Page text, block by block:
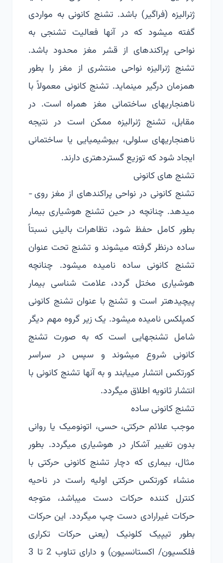
ژنرالیزه (فراگیر) باشد. تشنج کانونی به مواردی
گفته می­شود که در آنها فعالیت تشنجی به
نواحی پراکنده­ای از قشر مغز محدود باشد.
تشنج ژنرالیزه نواحی منتشری از مغز را بطور
همزمان درگیر می­نماید. تشنج کانونی معمولاً با
ناهنجاری­های ساختمانی مغز همراه است. در
مقابل، تشنج ژنرالیزه ممکن است در نتیجه
ناهنجاری­های سلولی، بیوشیمیایی یا ساختمانی
ایجاد شود که توزیع گسترده­تری دارند.
تشنج های کانونی
تشنج کانونی در نواحی پراکنده­ای از مغز روی ­
می­دهد. چنانچه در حین تشنج هوشیاری بیمار
بطور کامل حفظ شود، تظاهرات بالینی نسبتاً
ساده درنظر گرفته می­شوند و تشنج تحت عنوان
تشنج کانونی ساده نامیده می­شود. چنانچه
هوشیاری مختل گردد، علامت شناسی بیمار
پیچیده­تر است و تشنج با عنوان تشنج کانونی
کمپلکس نامیده می­شود. یک زیر گروه مهم دیگر
شامل تشنج­هایی است که به صورت تشنج
کانونی شروع می­شوند و سپس در سراسر
کورتکس انتشار می­یابند و به آنها تشنج کانونی با
انتشار ثانویه اطلاق می­گردد.
تشنج کانونی ساده
موجب علائم حرکتی، حسی، اتونومیک یا روانی
بدون تغییر آشکار در هوشیاری می­گردد. بطور
مثال، بیماری که دچار تشنج کانونی حرکتی با
منشاء کورتکس حرکتی اولیه راست در ناحیه
کنترل کننده حرکات دست می­باشد، متوجه
حرکات غیرارادی دست چپ می­گردد. این حرکات
بطور تیپیک کلونیک (یعنی حرکات تکراری
فلکسیون/ اکستانسیون) و دارای تناوب 2 تا 3